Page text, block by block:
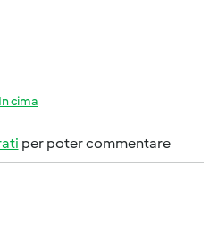
In cima
per poter commentare